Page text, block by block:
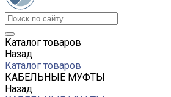
Каталог товаров
Назад
Каталог товаров
КАБЕЛЬНЫЕ МУФТЫ
Назад